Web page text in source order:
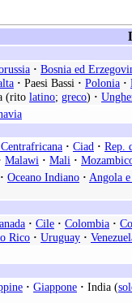
· Bosnia ed
· Paesi Bassi · Polonia ·
(rito latino; greco) ·
· Ciad · Rep.
Malawi · Mali ·
· Oceano Indiano · Angola
· Cile · Colombia ·
Rico · Uruguay ·
· Giappone · India (